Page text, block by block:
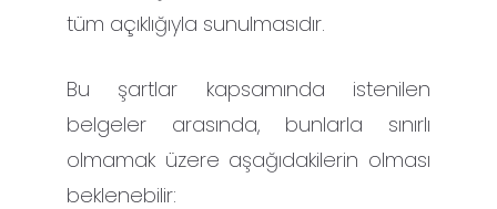
tüm açıklığıyla sunulmasıdır.
Bu şartlar kapsamında istenilen
belgeler arasında, bunlarla sınırlı
olmamak üzere aşağıdakilerin olması
beklenebilir: